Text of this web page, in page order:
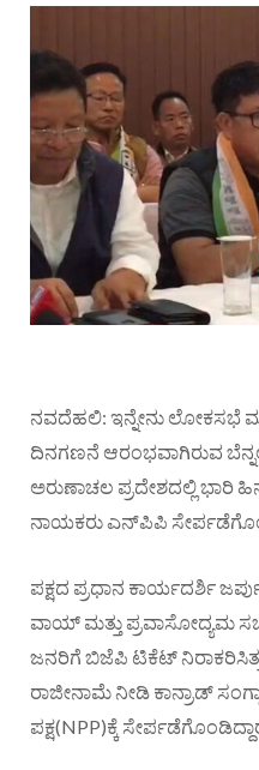
ನವದೆಹಲಿ: ಇನ್ನೇನು ಲೋಕಸಭೆ
ದಿನಗಣನೆ ಆರಂಭವಾಗಿರುವ
ಅರುಣಾಚಲ ಪ್ರದೇಶದಲ್ಲಿ ಭಾರಿ
ನಾಯಕರು ಎನ್‌ಪಿಪಿ
ಪಕ್ಷದ ಪ್ರಧಾನ ಕಾರ್ಯದರ್ಶಿ
ವಾಯ್‌ ಮತ್ತು ಪ್ರವಾಸೋದ್ಯಮ
ಜನರಿಗೆ ಬಿಜೆಪಿ ಟಿಕೆಟ್​ ನಿರಾಕರಿಸಿತ್ತು.
ರಾಜೀನಾಮೆ ನೀಡಿ ಕಾನ್ರಾಡ್‌
ಪಕ್ಷ(NPP)ಕ್ಕೆ